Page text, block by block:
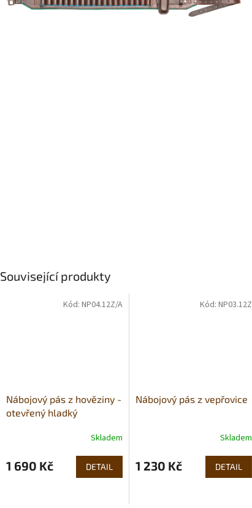
Související produkty
Nábojový pás z hověziny -
otevřený hladký
Skladem
1 690 Kč DETAIL
Kód: NP04.12Z/A
Nábojový pás z vepřovice
Skladem
1 230 Kč DETAIL
Kód: NP03.12Z